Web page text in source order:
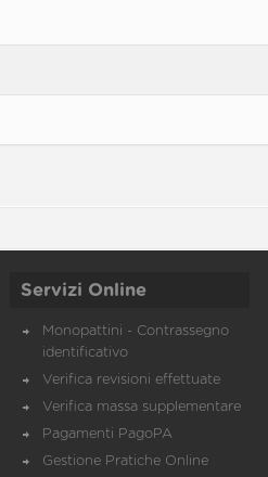
Servizi Online
Monopattini - Contrassegno
identificativo
Verifica revisioni effettuate
Verifica massa supplementare
Pagamenti PagoPA
Gestione Pratiche Online